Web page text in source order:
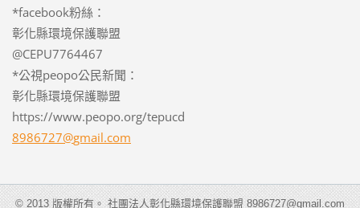
*facebook粉絲：
彰化縣環境保護聯盟
@CEPU7764467
*公視peopo公民新聞：
彰化縣環境保護聯盟
https://www.peopo.org/tepucd
8986727@gmail.com
© 2013 版權所有。 社團法人彰化縣環境保護聯盟 8986727@gmail.com